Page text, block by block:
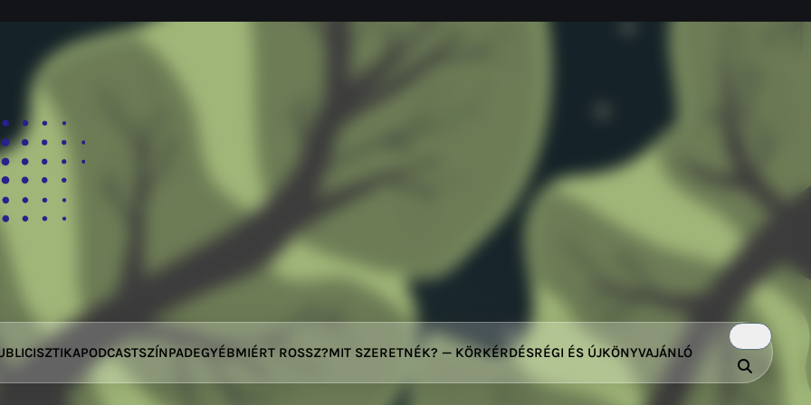
PODCASTSZÍNPADEGYÉBMIÉRT ROSSZ?MIT SZERETNÉK? — KÖRKÉRDÉSRÉGI ÉS ÚJKÖNYVAJÁNLÓ